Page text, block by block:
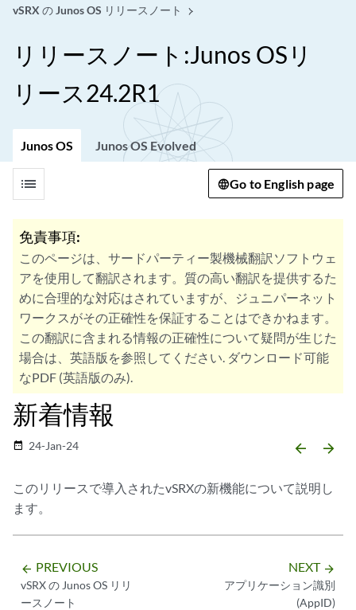
vSRX の Junos OS リリースノート
リリースノート:Junos OSリ
リース24.2R1
Junos OS Junos OS Evolved
list Go to English page
免責事項:
このページは、サードパーティー製機械翻訳ソフトウェ
アを使用して翻訳されます。質の高い翻訳を提供するた
めに合理的な対応はされていますが、ジュニパーネット
ワークスがその正確性を保証することはできかねます。
この翻訳に含まれる情報の正確性について疑問が生じた
場合は、英語版を参照してください. ダウンロード可能
なPDF (英語版のみ).
新着情報
date_range 24-Jan-24 arrow_backward arrow_forward
このリリースで導入されたvSRXの新機能について説明し
ます。
arrow_backward PREVIOUS
vSRX の Junos OS リリ
ースノート
NEXT arrow_forward
アプリケーション識別
(AppID)